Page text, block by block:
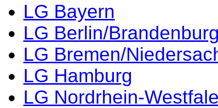
LG Bayern
LG Berlin/
LG Bremen/
LG Hamburg
LG Nordrhein-